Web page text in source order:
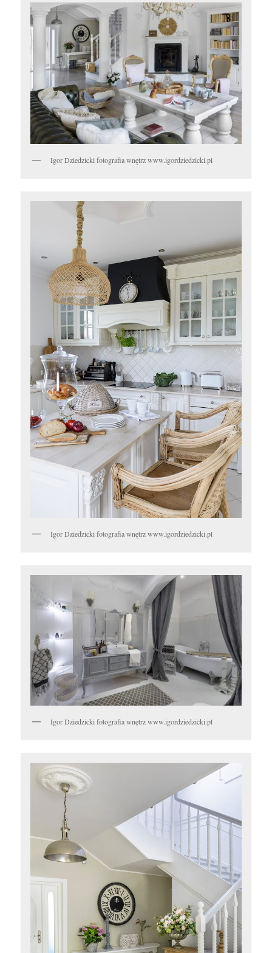
Igor Dziedzicki fotografia wnętrz www.igordziedzicki.pl
Igor Dziedzicki fotografia wnętrz www.igordziedzicki.pl
Igor Dziedzicki fotografia wnętrz www.igordziedzicki.pl